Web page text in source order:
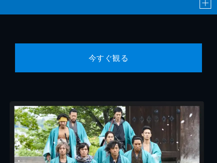
今すぐ観る